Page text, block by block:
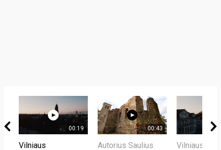
00:19
Vilniaus
00:43
Autorius Saulius
Vilniaus